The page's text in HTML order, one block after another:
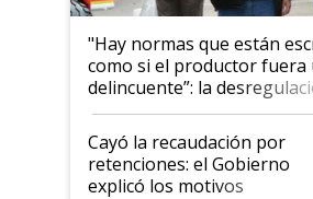
"Hay normas que están
como si el productor fuera
delincuente”: la
al Congreso Aapresid y
habló del financiamiento al
Cayó la recaudación por
retenciones: el Gobierno
explicó los motivos